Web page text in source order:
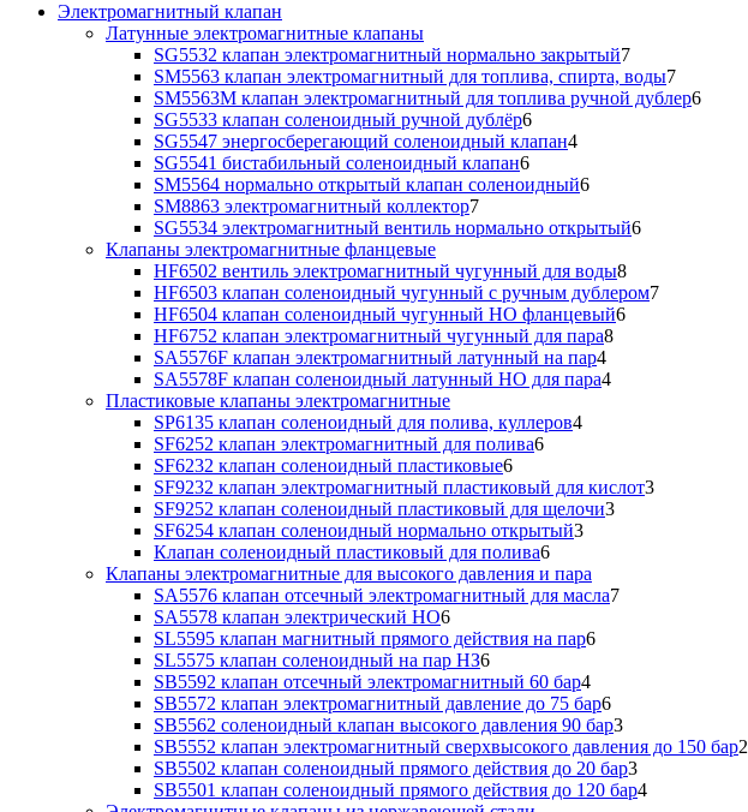
Электромагнитный клапан
Латунные электромагнитные клапаны
SG5532 клапан электромагнитный нормально закрытый7
SM5563 клапан электромагнитный для топлива, спирта, воды7
SM5563M клапан электромагнитный для топлива ручной дублер6
SG5533 клапан соленоидный ручной дублёр6
SG5547 энергосберегающий соленоидный клапан4
SG5541 бистабильный соленоидный клапан6
SM5564 нормально открытый клапан соленоидный6
SM8863 электромагнитный коллектор7
SG5534 электромагнитный вентиль нормально открытый6
Клапаны электромагнитные фланцевые
HF6502 вентиль электромагнитный чугунный для воды8
HF6503 клапан соленоидный чугунный с ручным дублером7
HF6504 клапан соленоидный чугунный НО фланцевый6
HF6752 клапан электромагнитный чугунный для пара8
SA5576F клапан электромагнитный латунный на пар4
SA5578F клапан соленоидный латунный НО для пара4
Пластиковые клапаны электромагнитные
SP6135 клапан соленоидный для полива, куллеров4
SF6252 клапан электромагнитный для полива6
SF6232 клапан соленоидный пластиковые6
SF9232 клапан электромагнитный пластиковый для кислот3
SF9252 клапан соленоидный пластиковый для щелочи3
SF6254 клапан соленоидный нормально открытый3
Клапан соленоидный пластиковый для полива6
Клапаны электромагнитные для высокого давления и пара
SA5576 клапан отсечный электромагнитный для масла7
SA5578 клапан электрический НО6
SL5595 клапан магнитный прямого действия на пар6
SL5575 клапан соленоидный на пар НЗ6
SB5592 клапан отсечный электромагнитный 60 бар4
SB5572 клапан электромагнитный давление до 75 бар6
SB5562 соленоидный клапан высокого давления 90 бар3
SB5552 клапан электромагнитный сверхвысокого давления до 150 бар2
SB5502 клапан соленоидный прямого действия до 20 бар3
SB5501 клапан соленоидный прямого действия до 120 бар4